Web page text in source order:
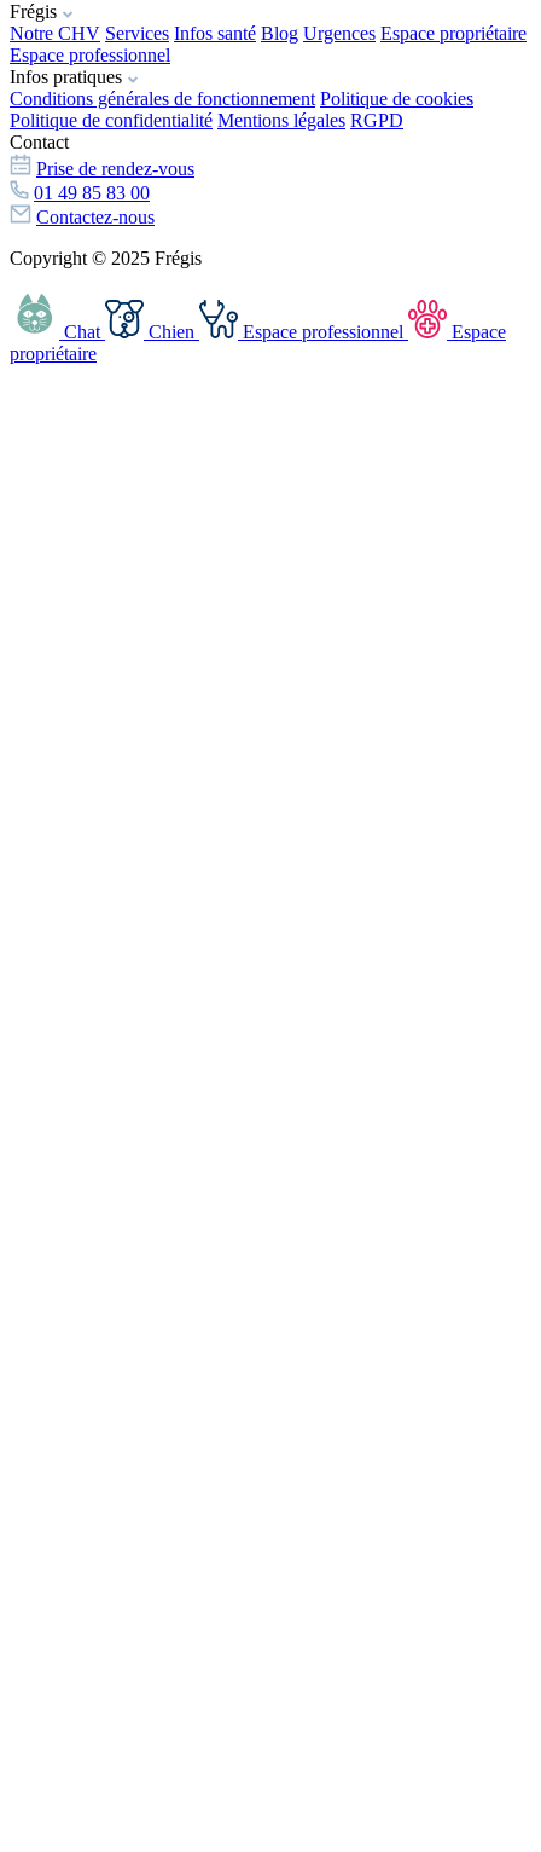
Frégis
Notre CHV Services Infos santé Blog Urgences Espace propriétaire
Espace professionnel
Infos pratiques
Conditions générales de fonctionnement Politique de cookies
Politique de confidentialité Mentions légales RGPD
Contact
Prise de rendez-vous
01 49 85 83 00
Contactez-nous
Copyright © 2025 Frégis
Chat Chien Espace professionnel
Espace
propriétaire